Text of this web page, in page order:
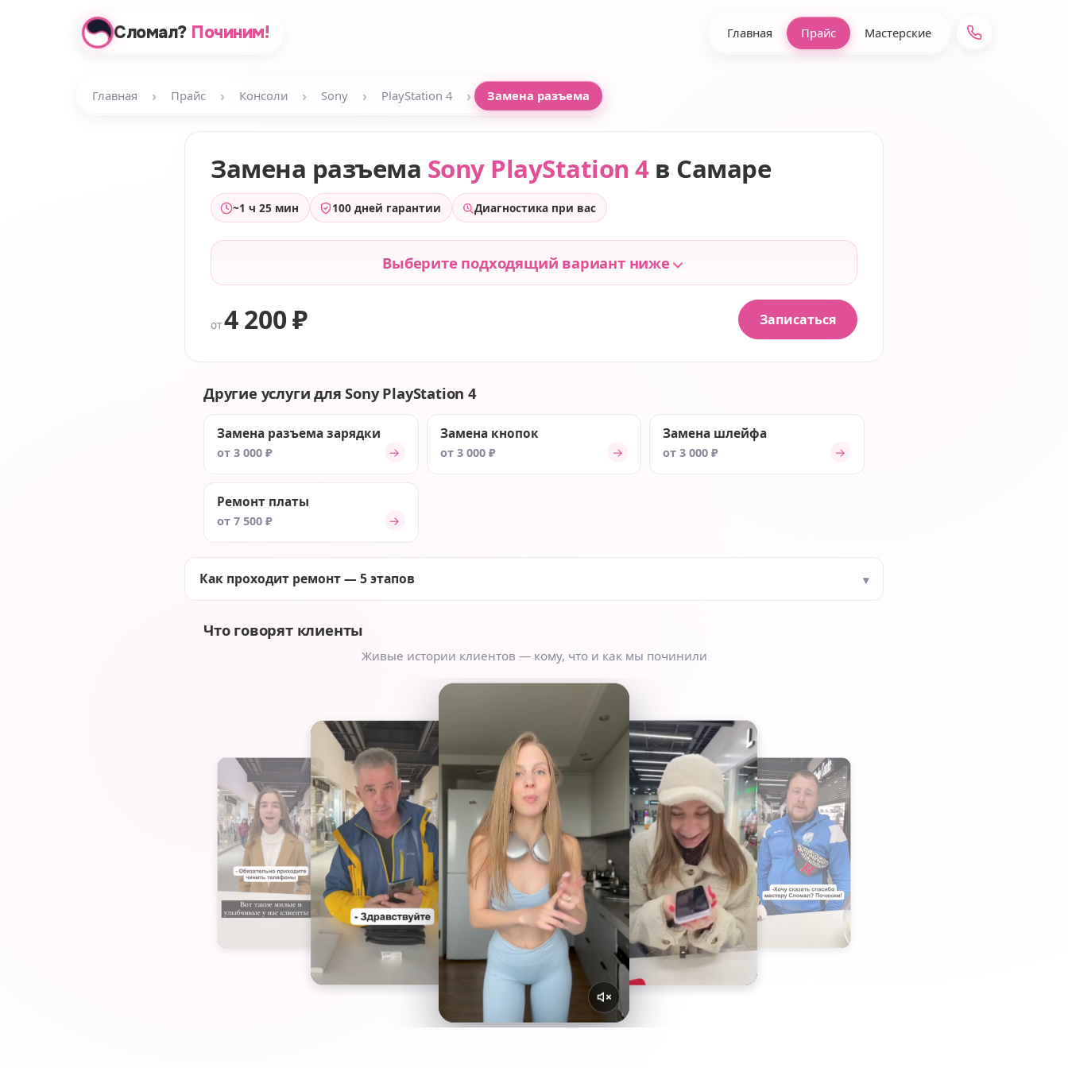
Сломал? Починим! Главная Прайс Мастерские
Главная › Прайс › Консоли › Sony › PlayStation 4 › Замена разъема
Замена разъема Sony PlayStation 4в Самаре
~1 ч 25 мин 100 дней гарантии Диагностика при вас
Выберите подходящий вариант ниже
от 4 200 ₽ Записаться
Другие услуги для Sony PlayStation 4
Замена разъема зарядки
от 3 000 ₽ →
Замена кнопок
от 3 000 ₽ →
Замена шлейфа
от 3 000 ₽ →
Ремонт платы
от 7 500 ₽ →
Как проходит ремонт — 5 этапов
Что говорят клиенты
Живые истории клиентов — кому, что и как мы починили